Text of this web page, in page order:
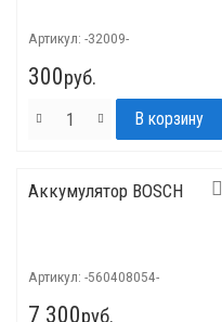
Артикул: -32009-
300руб.
Аккумулятор BOSCH
Артикул: -560408054-
7 300руб.